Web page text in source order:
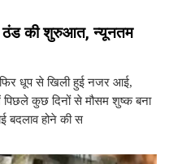
ठंड की शुरुआत, न्यूनतम
फिर धूप से खिली हुई नजर आई,
कुछ दिनों से मौसम शुष्क बना
बदलाव होने की स